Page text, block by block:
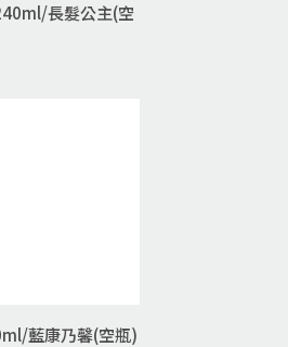
長髮公主(空
藍康乃馨(空瓶)